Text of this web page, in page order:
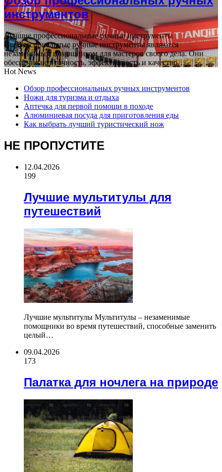
инструментов
Лучшие профессиональные ручные инструменты
Профессиональные ручные инструменты являются
незаменимым помощником для мастеров своего дела. Они
обеспечивают точность, эффективность и качество…
Hot News
Обзор профессиональных ручных инструментов
Ножи для туризма и отдыха
Аптечка для первой помощи в походе
Алюминиевая посуда для приготовления еды
Как выбрать лучший туристический нож
НЕ ПРОПУСТИТЕ
12.04.2026
199
Лучшие мультитулы для
путешествий
Лучшие мультитулы Мультитулы – незаменимые
помощники во время путешествий, способные заменить
целый…
09.04.2026
173
Палатка для ночлега на природе